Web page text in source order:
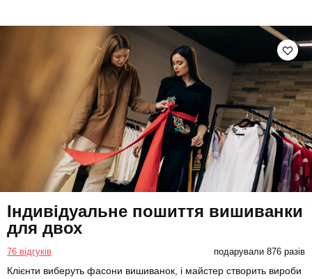
Індивідуальне пошиття вишиванки
для двох
76 відгуків подарували 876 разів
Клієнти виберуть фасони вишиванок, і майстер створить вироби